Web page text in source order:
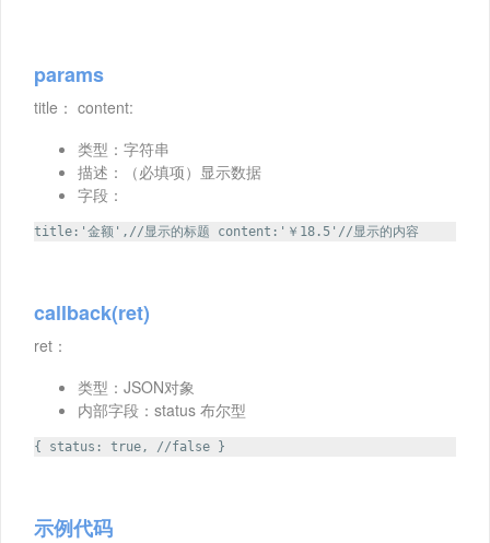
params
title： content:
类型：字符串
描述：（必填项）显示数据
字段：
title:'金额',//显示的标题 content:'￥18.5'//显示的内容
callback(ret)
ret：
类型：JSON对象
内部字段：status 布尔型
{ status: true, //false }
示例代码